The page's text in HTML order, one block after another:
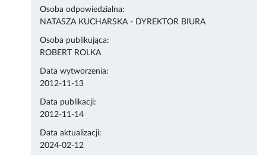
Osoba odpowiedzialna:
NATASZA KUCHARSKA - DYREKTOR BIURA
Osoba publikująca:
ROBERT ROLKA
Data wytworzenia:
2012-11-13
Data publikacji:
2012-11-14
Data aktualizacji:
2024-02-12